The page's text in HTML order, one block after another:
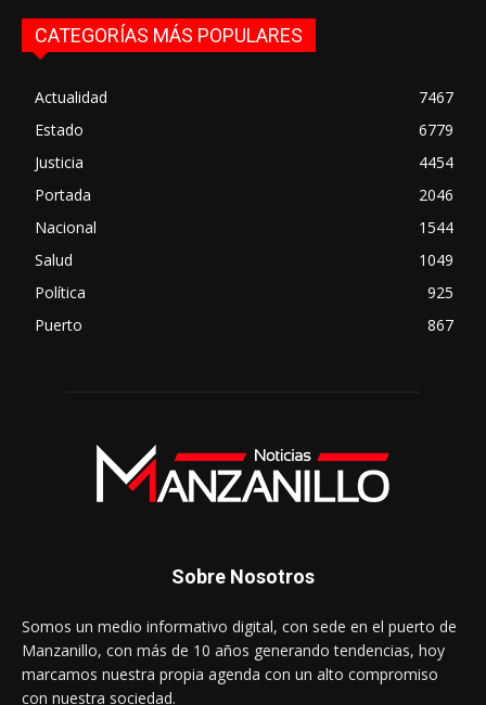
CATEGORÍAS MÁS POPULARES
Actualidad
7467
Estado
6779
Justicia
4454
Portada
2046
Nacional
1544
Salud
1049
Política
925
Puerto
867
Sobre Nosotros
Somos un medio informativo digital, con sede en el puerto de
Manzanillo, con más de 10 años generando tendencias, hoy
marcamos nuestra propia agenda con un alto compromiso
con nuestra sociedad.